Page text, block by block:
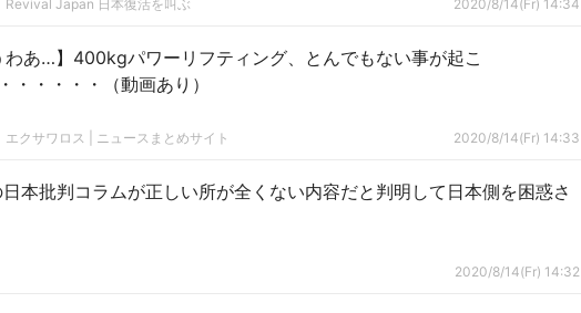
Revival Japan 日本復活を叫ぶ 2020/8/14(Fr) 14:34
わあ…】400kgパワーリフティング、とんでもない事が起こ
・・・・・（動画あり）
エクサワロス | ニュースまとめサイト 2020/8/14(Fr) 14:33
本批判コラムが正しい所が全くない内容だと判明して日本側を困惑さ
2020/8/14(Fr) 14:32